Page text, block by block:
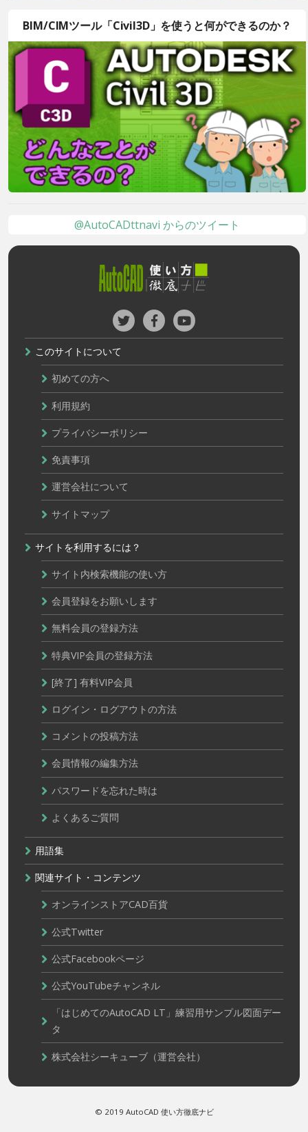
BIM/CIMツール「Civil3D」を使うと何ができるのか？
@AutoCADttnavi からのツイート
このサイトについて
初めての方へ
利用規約
プライバシーポリシー
免責事項
運営会社について
サイトマップ
サイトを利用するには？
サイト内検索機能の使い方
会員登録をお願いします
無料会員の登録方法
特典VIP会員の登録方法
[終了] 有料VIP会員
ログイン・ログアウトの方法
コメントの投稿方法
会員情報の編集方法
パスワードを忘れた時は
よくあるご質問
用語集
関連サイト・コンテンツ
オンラインストアCAD百貨
公式Twitter
公式Facebookページ
公式YouTubeチャンネル
「はじめてのAutoCAD LT」練習用サンプル図面デー
タ
株式会社シーキューブ（運営会社）
© 2019 AutoCAD 使い方徹底ナビ